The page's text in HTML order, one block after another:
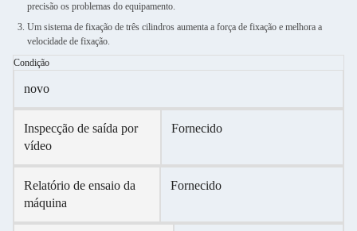
precisão os problemas do equipamento.
Um sistema de fixação de três cilindros aumenta a força de fixação e melhora a
velocidade de fixação.
Condição
novo
Inspecção de saída por
vídeo
Fornecido
Relatório de ensaio da
máquina
Fornecido